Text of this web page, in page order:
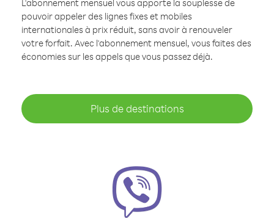
L'abonnement mensuel vous apporte la souplesse de
pouvoir appeler des lignes fixes et mobiles
internationales à prix réduit, sans avoir à renouveler
votre forfait. Avec l'abonnement mensuel, vous faites des
économies sur les appels que vous passez déjà.
Plus de destinations